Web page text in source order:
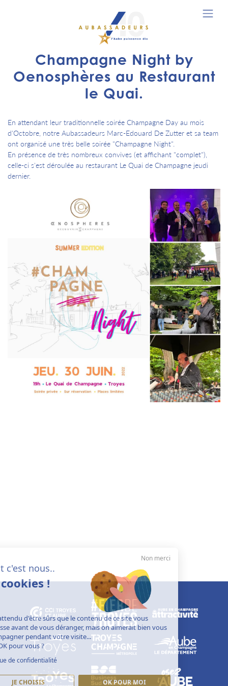
Champagne Night by
Oenosphères au Restaurant
le Quai.
En attendant leur traditionnelle soirée Champagne Day au mois
d'Octobre, notre Aubassadeurs Marc-Edouard De Zutter et sa team
ont organisé une très belle soirée "Champagne Night".
En présence de très nombreux convives (et affichant "complet"),
celle-ci s'est déroulée au restaurant Le Quai de Champagne jeudi
dernier.
Salut c'est nous..
les cookies !
On a attendu d'être sûrs que le contenu de ce site vous
intéresse avant de vous déranger, mais on aimerait bien vous
accompagner pendant votre visite...
C'est OK pour vous ?
Politique de confidentialité
JE CHOISIS OK POUR MOI